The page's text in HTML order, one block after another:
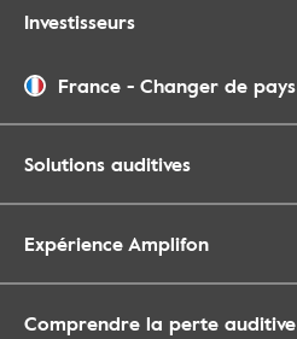
Investisseurs
France - Changer de pays
Solutions auditives
Expérience Amplifon
Comprendre la perte auditive